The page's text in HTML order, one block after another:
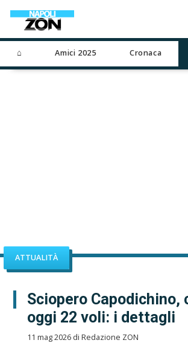
⌂ Amici 2025 Cronaca
ATTUALITÀ
Sciopero Capodichino,
oggi 22 voli: i dettagli
11 mag 2026 di Redazione ZON